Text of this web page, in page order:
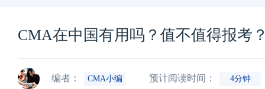
CMA在中国有用吗？值不值得报考
编者： CMA小编 预计阅读时间： 4分钟